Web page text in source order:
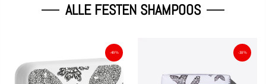
ALLE FESTEN SHAMPOOS
-49% -38%